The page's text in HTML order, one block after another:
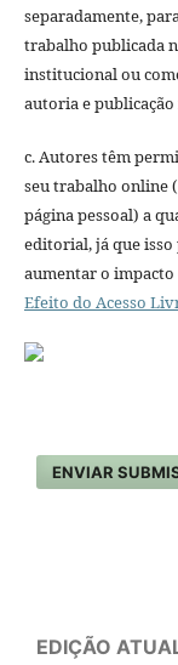
separadamente,
trabalho publicada
institucional ou
autoria e
c. Autores têm
seu trabalho online
página pessoal) a
editorial, já que
aumentar o
Efeito do Acesso
ENVIAR
EDIÇÃO